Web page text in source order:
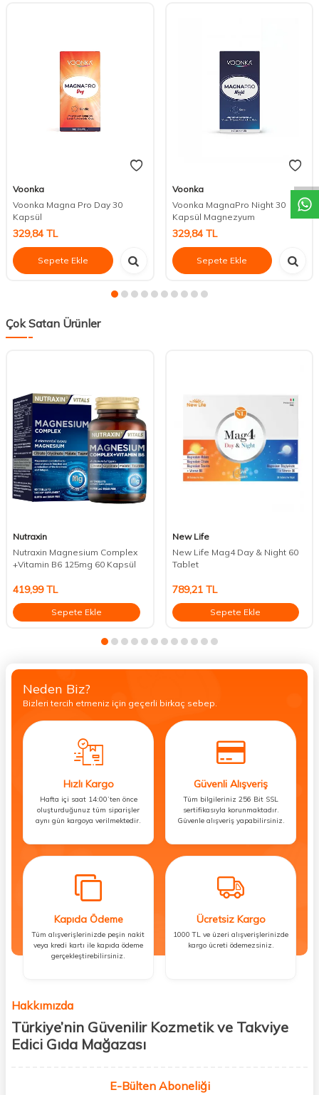
DESTEK
Voonka
Voonka Magna Pro Day 30
Kapsül
329,84 TL
Sepete Ekle
Voonka
Voonka MagnaPro Night 30
Kapsül Magnezyum
329,84TL
Sepete Ekle
Çok Satan Ürünler
Nutraxin
Nutraxin Magnesium Complex
+Vitamin B6 125mg 60 Kapsül
419,99TL
Sepete Ekle
New Life
New Life Mag4 Day & Night 60
Tablet
789,21TL
Sepete Ekle
Neden Biz?
Bizleri tercih etmeniz için geçerli birkaç sebep.
Hızlı Kargo
Hafta içi saat 14:00’ten önce
oluşturduğunuz tüm siparişler
aynı gün kargoya verilmektedir.
Güvenli Alışveriş
Tüm bilgileriniz 256 Bit SSL
sertifikasıyla korunmaktadır.
Güvenle alışveriş yapabilirsiniz.
Kapıda Ödeme
Tüm alışverişlerinizde peşin nakit
veya kredi kartı ile kapıda ödeme
gerçekleştirebilirsiniz.
Ücretsiz Kargo
1000 TL ve üzeri alışverişlerinizde
kargo ücreti ödemezsiniz.
Hakkımızda
Türkiye’nin Güvenilir Kozmetik ve Takviye
Edici Gıda Mağazası
kişisel bakım hem de takviye edici gıda ürünlerini sizlerle
E-Bülten Aboneliği